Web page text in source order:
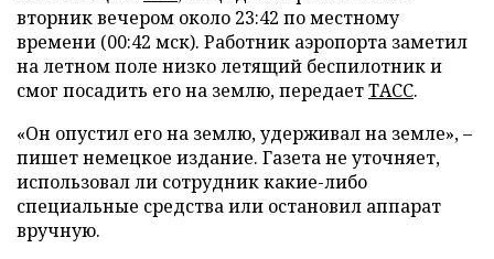
вторник вечером около 23:42 по местному
времени (00:42 мск). Работник аэропорта заметил
на летном поле низко летящий беспилотник и
смог посадить его на землю, передаетТАСС.
«Он опустил его на землю, удерживал на земле», –
пишет немецкое издание. Газета не уточняет,
использовал ли сотрудник какие-либо
специальные средства или остановил аппарат
вручную.